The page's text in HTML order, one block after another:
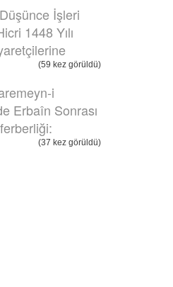
İşleri
1448 Yılı
(59 kez görüldü)
i
Erbaîn Sonrası
(37 kez görüldü)